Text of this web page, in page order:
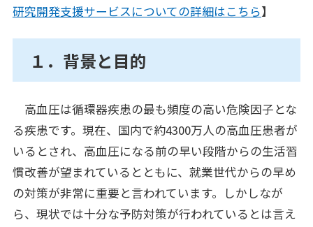
研究開発支援サービスについての詳細はこちら】
１．背景と目的
高血圧は循環器疾患の最も頻度の高い危険因子とな
る疾患です。現在、国内で約4300万人の高血圧患者が
いるとされ、高血圧になる前の早い段階からの生活習
慣改善が望まれているとともに、就業世代からの早め
の対策が非常に重要と言われています。しかしなが
ら、現状では十分な予防対策が行われているとは言え